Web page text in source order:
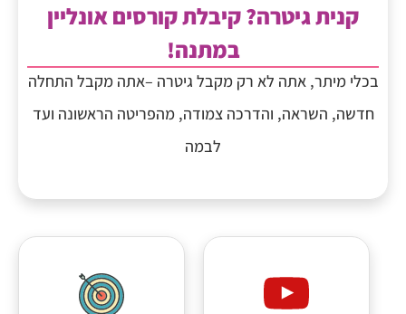
קנית גיטרה? קיבלת קורסים אונליין
במתנה!
בכלי מיתר, אתה לא רק מקבל גיטרה –אתה מקבל התחלה
חדשה, השראה, והדרכה צמודה, מהפריטה הראשונה ועד
לבמה